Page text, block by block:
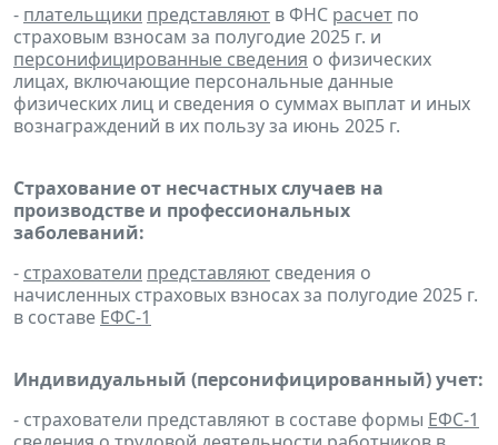
- плательщики представляют в ФНС расчет по
страховым взносам за полугодие 2025 г. и
персонифицированные сведения о физических
лицах, включающие персональные данные
физических лиц и сведения о суммах выплат и иных
вознаграждений в их пользу за июнь 2025 г.
Страхование от несчастных случаев на
производстве и профессиональных
заболеваний:
- страхователи представляют сведения о
начисленных страховых взносах за полугодие 2025 г.
в составе ЕФС-1
Индивидуальный (персонифицированный) учет:
- страхователи представляют в составе формы ЕФС-1